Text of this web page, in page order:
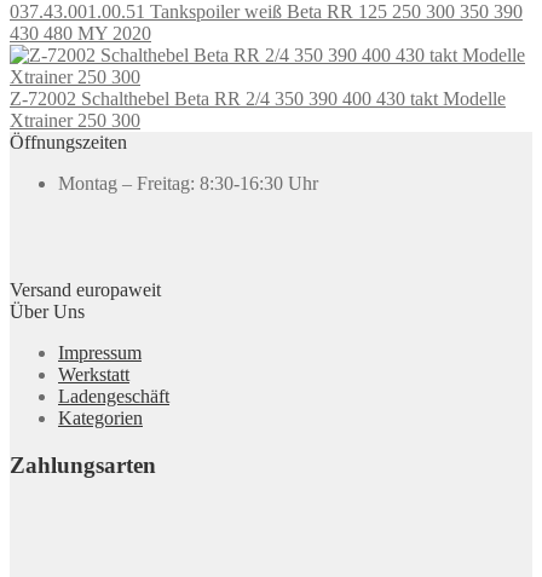
037.43.001.00.51 Tankspoiler weiß Beta RR 125 250 300 350 390
430 480 MY 2020
Z-72002 Schalthebel Beta RR 2/4 350 390 400 430 takt Modelle
Xtrainer 250 300
Öffnungszeiten
Montag – Freitag: 8:30-16:30 Uhr
Versand europaweit
Über Uns
Impressum
Werkstatt
Ladengeschäft
Kategorien
Zahlungsarten